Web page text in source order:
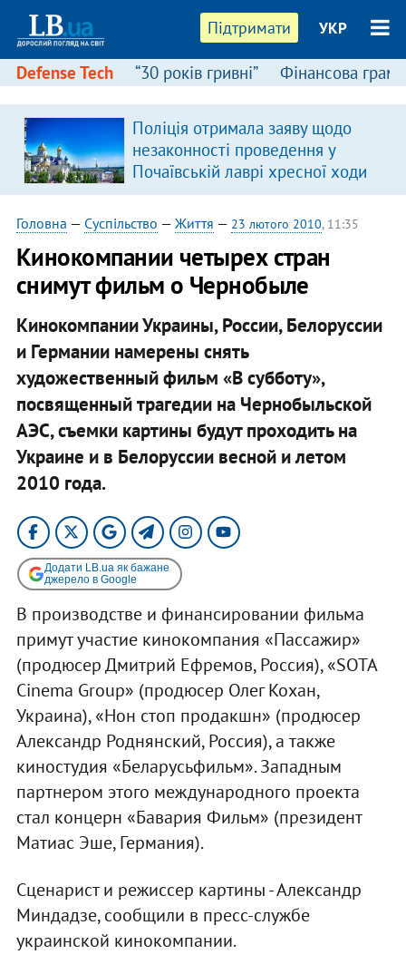
Підтримати УКР
Defense Tech “30 років гривні” Фінансова
Поліція отримала заяву щодо
незаконності проведення у
Почаївській лаврі хресної ходи
Головна — Суспільство — Життя — 23 лютого 2010, 11:35
Кинокомпании четырех стран
снимут фильм о Чернобыле
Кинокомпании Украины, России, Белоруссии
и Германии намерены снять
художественный фильм «В субботу»,
посвященный трагедии на Чернобыльской
АЭС, съемки картины будут проходить на
Украине и в Белоруссии весной и летом
2010 года.
Додати LB.ua як бажане
джерело в Google
В производстве и финансировании фильма
примут участие кинокомпания «Пассажир»
(продюсер Дмитрий Ефремов, Россия), «SOTA
Cinema Group» (продюсер Олег Кохан,
Украина), «Нон стоп продакшн» (продюсер
Александр Роднянский, Россия), а также
киностудия «Беларусьфильм». Западным
партнером этого международного проекта
стал концерн «Бавария Фильм» (президент
Матиас Эше, Германия).
Сценарист и режиссер картины - Александр
Миндадзе, сообщили в пресс-службе
украинской кинокомпании.